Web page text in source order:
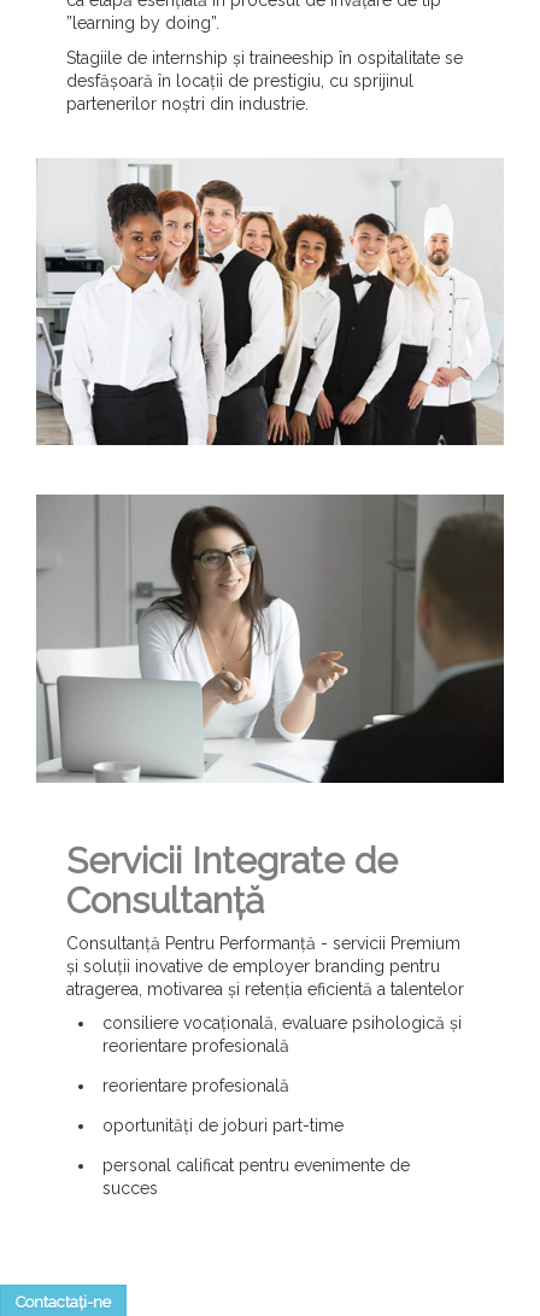
”learning by doing”.
Stagiile de internship și traineeship în ospitalitate se
desfășoară în locații de prestigiu, cu sprijinul
partenerilor noștri din industrie.
Servicii Integrate de
Consultanță
Consultanță Pentru Performanță - servicii Premium
și soluții inovative de employer branding pentru
atragerea, motivarea și retenția eficientă a talentelor
consiliere vocațională, evaluare psihologică și
reorientare profesională
reorientare profesională
oportunități de joburi part-time
personal calificat pentru evenimente de
succes
Contactați-ne